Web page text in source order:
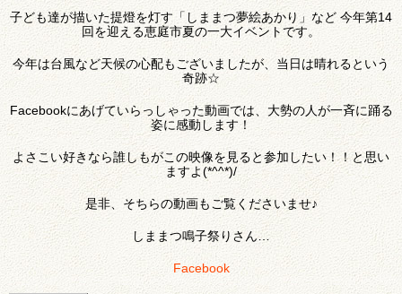
子ども達が描いた提燈を灯す「しままつ夢絵あかり」など 今年第14
回を迎える恵庭市夏の一大イベントです。
今年は台風など天候の心配もございましたが、当日は晴れるという
奇跡☆
Facebookにあげていらっしゃった動画では、大勢の人が一斉に踊る
姿に感動します！
よさこい好きなら誰しもがこの映像を見ると参加したい！！と思い
ますよ(*^^*)/
是非、そちらの動画もご覧くださいませ♪
しままつ鳴子祭りさん…
Facebook